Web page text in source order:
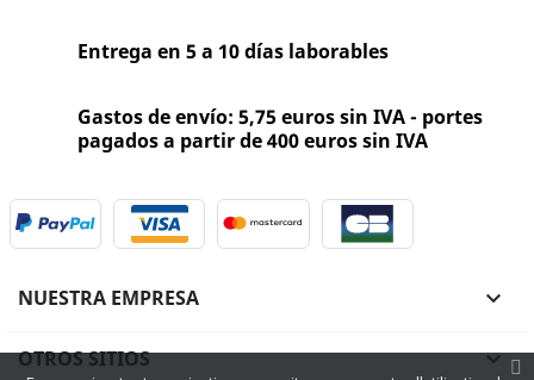
Entrega en 5 a 10 días laborables
Gastos de envío: 5,75 euros sin IVA - portes
pagados a partir de 400 euros sin IVA
NUESTRA EMPRESA 
OTROS SITIOS 